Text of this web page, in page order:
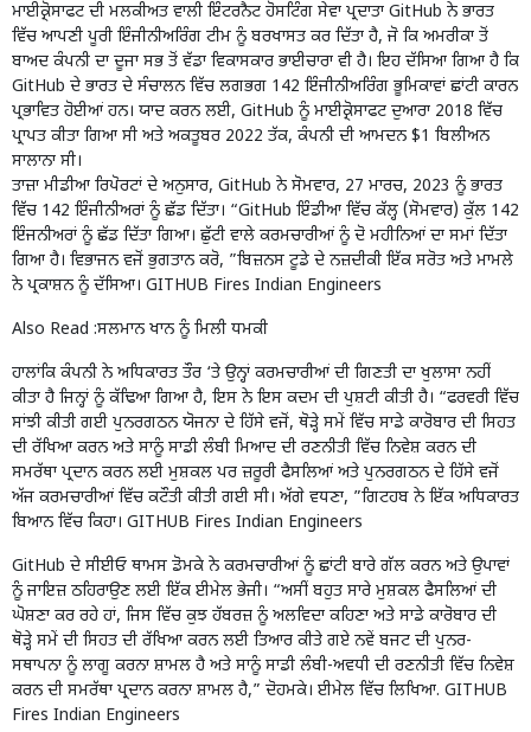
ਮਾਈਕ੍ਰੋਸਾਫਟ ਦੀ ਮਲਕੀਅਤ ਵਾਲੀ ਇੰਟਰਨੈਟ ਹੋਸਟਿੰਗ ਸੇਵਾ ਪ੍ਰਦਾਤਾ GitHub ਨੇ ਭਾਰਤ
ਵਿੱਚ ਆਪਣੀ ਪੂਰੀ ਇੰਜੀਨੀਅਰਿੰਗ ਟੀਮ ਨੂੰ ਬਰਖਾਸਤ ਕਰ ਦਿੱਤਾ ਹੈ, ਜੋ ਕਿ ਅਮਰੀਕਾ ਤੋਂ
ਬਾਅਦ ਕੰਪਨੀ ਦਾ ਦੂਜਾ ਸਭ ਤੋਂ ਵੱਡਾ ਵਿਕਾਸਕਾਰ ਭਾਈਚਾਰਾ ਵੀ ਹੈ। ਇਹ ਦੱਸਿਆ ਗਿਆ ਹੈ ਕਿ
GitHub ਦੇ ਭਾਰਤ ਦੇ ਸੰਚਾਲਨ ਵਿੱਚ ਲਗਭਗ 142 ਇੰਜੀਨੀਅਰਿੰਗ ਭੂਮਿਕਾਵਾਂ ਛਾਂਟੀ ਕਾਰਨ
ਪ੍ਰਭਾਵਿਤ ਹੋਈਆਂ ਹਨ। ਯਾਦ ਕਰਨ ਲਈ, GitHub ਨੂੰ ਮਾਈਕ੍ਰੋਸਾਫਟ ਦੁਆਰਾ 2018 ਵਿੱਚ
ਪ੍ਰਾਪਤ ਕੀਤਾ ਗਿਆ ਸੀ ਅਤੇ ਅਕਤੂਬਰ 2022 ਤੱਕ, ਕੰਪਨੀ ਦੀ ਆਮਦਨ $1 ਬਿਲੀਅਨ
ਸਾਲਾਨਾ ਸੀ।
ਤਾਜ਼ਾ ਮੀਡੀਆ ਰਿਪੋਰਟਾਂ ਦੇ ਅਨੁਸਾਰ, GitHub ਨੇ ਸੋਮਵਾਰ, 27 ਮਾਰਚ, 2023 ਨੂੰ ਭਾਰਤ
ਵਿੱਚ 142 ਇੰਜੀਨੀਅਰਾਂ ਨੂੰ ਛੱਡ ਦਿੱਤਾ। “GitHub ਇੰਡੀਆ ਵਿੱਚ ਕੱਲ੍ਹ (ਸੋਮਵਾਰ) ਕੁੱਲ 142
ਇੰਜਨੀਅਰਾਂ ਨੂੰ ਛੱਡ ਦਿੱਤਾ ਗਿਆ। ਛੁੱਟੀ ਵਾਲੇ ਕਰਮਚਾਰੀਆਂ ਨੂੰ ਦੋ ਮਹੀਨਿਆਂ ਦਾ ਸਮਾਂ ਦਿੱਤਾ
ਗਿਆ ਹੈ। ਵਿਭਾਜਨ ਵਜੋਂ ਭੁਗਤਾਨ ਕਰੋ, ”ਬਿਜ਼ਨਸ ਟੂਡੇ ਦੇ ਨਜ਼ਦੀਕੀ ਇੱਕ ਸਰੋਤ ਅਤੇ ਮਾਮਲੇ
ਨੇ ਪ੍ਰਕਾਸ਼ਨ ਨੂੰ ਦੱਸਿਆ। GITHUB Fires Indian Engineers
Also Read :ਸਲਮਾਨ ਖਾਨ ਨੂੰ ਮਿਲੀ ਧਮਕੀ
ਹਾਲਾਂਕਿ ਕੰਪਨੀ ਨੇ ਅਧਿਕਾਰਤ ਤੌਰ ‘ਤੇ ਉਨ੍ਹਾਂ ਕਰਮਚਾਰੀਆਂ ਦੀ ਗਿਣਤੀ ਦਾ ਖੁਲਾਸਾ ਨਹੀਂ
ਕੀਤਾ ਹੈ ਜਿਨ੍ਹਾਂ ਨੂੰ ਕੱਢਿਆ ਗਿਆ ਹੈ, ਇਸ ਨੇ ਇਸ ਕਦਮ ਦੀ ਪੁਸ਼ਟੀ ਕੀਤੀ ਹੈ। “ਫਰਵਰੀ ਵਿੱਚ
ਸਾਂਝੀ ਕੀਤੀ ਗਈ ਪੁਨਰਗਠਨ ਯੋਜਨਾ ਦੇ ਹਿੱਸੇ ਵਜੋਂ, ਥੋੜ੍ਹੇ ਸਮੇਂ ਵਿੱਚ ਸਾਡੇ ਕਾਰੋਬਾਰ ਦੀ ਸਿਹਤ
ਦੀ ਰੱਖਿਆ ਕਰਨ ਅਤੇ ਸਾਨੂੰ ਸਾਡੀ ਲੰਬੀ ਮਿਆਦ ਦੀ ਰਣਨੀਤੀ ਵਿੱਚ ਨਿਵੇਸ਼ ਕਰਨ ਦੀ
ਸਮਰੱਥਾ ਪ੍ਰਦਾਨ ਕਰਨ ਲਈ ਮੁਸ਼ਕਲ ਪਰ ਜ਼ਰੂਰੀ ਫੈਸਲਿਆਂ ਅਤੇ ਪੁਨਰਗਠਨ ਦੇ ਹਿੱਸੇ ਵਜੋਂ
ਅੱਜ ਕਰਮਚਾਰੀਆਂ ਵਿੱਚ ਕਟੌਤੀ ਕੀਤੀ ਗਈ ਸੀ। ਅੱਗੇ ਵਧਣਾ, ”ਗਿਟਹਬ ਨੇ ਇੱਕ ਅਧਿਕਾਰਤ
ਬਿਆਨ ਵਿੱਚ ਕਿਹਾ। GITHUB Fires Indian Engineers
GitHub ਦੇ ਸੀਈਓ ਥਾਮਸ ਡੋਮਕੇ ਨੇ ਕਰਮਚਾਰੀਆਂ ਨੂੰ ਛਾਂਟੀ ਬਾਰੇ ਗੱਲ ਕਰਨ ਅਤੇ ਉਪਾਵਾਂ
ਨੂੰ ਜਾਇਜ਼ ਠਹਿਰਾਉਣ ਲਈ ਇੱਕ ਈਮੇਲ ਭੇਜੀ। “ਅਸੀਂ ਬਹੁਤ ਸਾਰੇ ਮੁਸ਼ਕਲ ਫੈਸਲਿਆਂ ਦੀ
ਘੋਸ਼ਣਾ ਕਰ ਰਹੇ ਹਾਂ, ਜਿਸ ਵਿੱਚ ਕੁਝ ਹੱਬਰਜ਼ ਨੂੰ ਅਲਵਿਦਾ ਕਹਿਣਾ ਅਤੇ ਸਾਡੇ ਕਾਰੋਬਾਰ ਦੀ
ਥੋੜ੍ਹੇ ਸਮੇਂ ਦੀ ਸਿਹਤ ਦੀ ਰੱਖਿਆ ਕਰਨ ਲਈ ਤਿਆਰ ਕੀਤੇ ਗਏ ਨਵੇਂ ਬਜਟ ਦੀ ਪੁਨਰ-
ਸਥਾਪਨਾ ਨੂੰ ਲਾਗੂ ਕਰਨਾ ਸ਼ਾਮਲ ਹੈ ਅਤੇ ਸਾਨੂੰ ਸਾਡੀ ਲੰਬੀ-ਅਵਧੀ ਦੀ ਰਣਨੀਤੀ ਵਿੱਚ ਨਿਵੇਸ਼
ਕਰਨ ਦੀ ਸਮਰੱਥਾ ਪ੍ਰਦਾਨ ਕਰਨਾ ਸ਼ਾਮਲ ਹੈ,” ਦੋਹਮਕੇ। ਈਮੇਲ ਵਿੱਚ ਲਿਖਿਆ. GITHUB
Fires Indian Engineers